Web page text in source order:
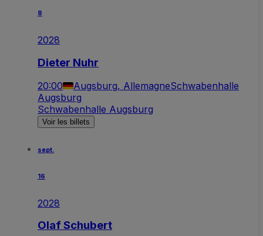
8
2028
Dieter Nuhr
20:00 Augsburg, AllemagneSchwabenhalle
Augsburg
Schwabenhalle Augsburg
Voir les billets
sept.
16
2028
Olaf Schubert